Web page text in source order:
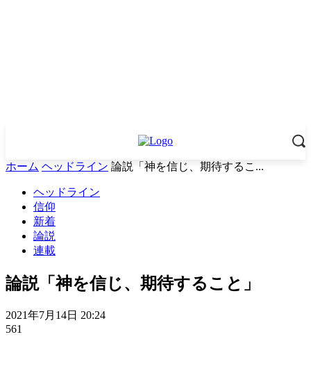
ホーム ヘッドライン 論説「神を信じ、期待するこ...
ヘッドライン
信仰
新着
論説
連載
論説「神を信じ、期待すること」
2021年7月14日 20:24
561